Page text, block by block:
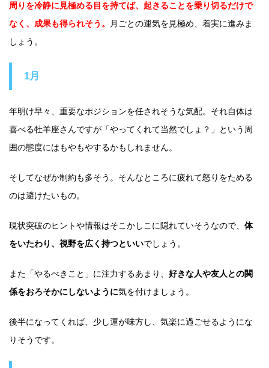
周りを冷静に見極める目を持てば、起きることを乗り切るだけで
なく、成果も得られそう。
月ごとの運気を見極め、着実に進みま
しょう。
1月
年明け早々、重要なポジションを任されそうな気配。それ自体は
喜べる牡羊座さんですが「やってくれて当然でしょ？」という周
囲の態度にはもやもやするかもしれません。
そしてなぜか制約も多そう。そんなところに疲れて怒りをためる
のは避けたいもの。
現状突破のヒントや情報はそこかしこに隠れていそうなので、 体
をいたわり、視野を広く持つといいでしょう。
また「やるべきこと」に注力するあまり、 好きな人や友人との関
係をおろそかにしないように気を付けましょう。
後半になってくれば、少し運が味方し、気楽に過ごせるようにな
りそうです。